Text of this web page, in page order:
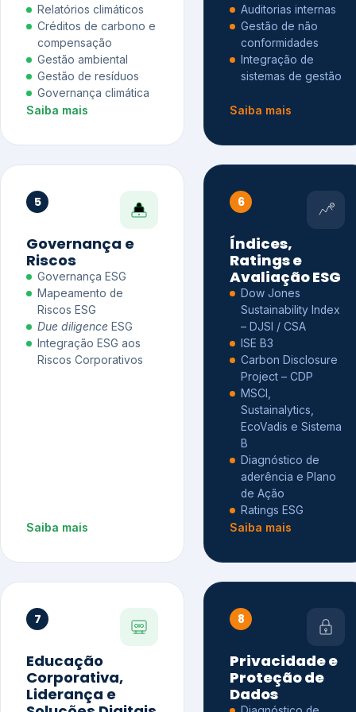
Relatórios climáticos
Créditos de carbono e
compensação
Gestão ambiental
Gestão de resíduos
Governança climática
Saiba mais
Auditorias internas
Gestão de não
conformidades
Integração de
sistemas de gestão
Saiba mais
5
Governança e
Riscos
Governança ESG
Mapeamento de
Riscos ESG
Due diligence ESG
Integração ESG aos
Riscos Corporativos
Saiba mais
6
Índices,
Ratings e
Avaliação ESG
Dow Jones
Sustainability Index
– DJSI / CSA
ISE B3
Carbon Disclosure
Project – CDP
MSCI,
Sustainalytics,
EcoVadis e Sistema
B
Diagnóstico de
aderência e Plano
de Ação
Ratings ESG
Saiba mais
7
Educação
Corporativa,
Liderança e
8
Privacidade e
Proteção de
Dados